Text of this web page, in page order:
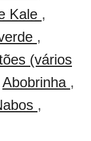
Kale ,
,
(vários
Abobrinha ,
,